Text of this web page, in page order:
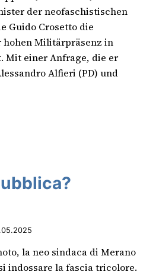
der neofaschistischen
Guido Crosetto die
Militärpräsenz in
Mit einer Anfrage, die er
Alfieri (PD) und
la neo sindaca di Merano
indossare la fascia tricolore.